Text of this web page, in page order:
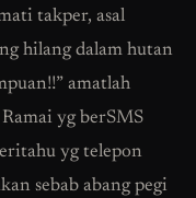
takper, asal
hilang dalam hutan
amatlah
yg berSMS
yg telepon
sebab abang pegi